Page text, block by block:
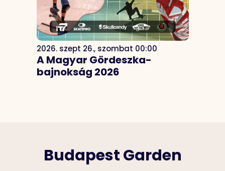
2026. szept 26., szombat 00:00
A Magyar Gördeszka-
bajnokság 2026
Budapest Garden